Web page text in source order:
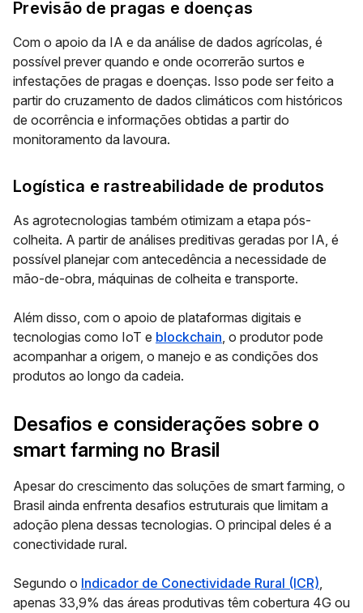
Previsão de pragas e doenças
Com o apoio da IA e da análise de dados agrícolas, é
possível prever quando e onde ocorrerão surtos e
infestações de pragas e doenças. Isso pode ser feito a
partir do cruzamento de dados climáticos com históricos
de ocorrência e informações obtidas a partir do
monitoramento da lavoura.
Logística e rastreabilidade de produtos
As agrotecnologias também otimizam a etapa pós-
colheita. A partir de análises preditivas geradas por IA, é
possível planejar com antecedência a necessidade de
mão-de-obra, máquinas de colheita e transporte.
Além disso, com o apoio de plataformas digitais e
tecnologias como IoT e blockchain, o produtor pode
acompanhar a origem, o manejo e as condições dos
produtos ao longo da cadeia.
Desafios e considerações sobre o
smart farming no Brasil
Apesar do crescimento das soluções de smart farming, o
Brasil ainda enfrenta desafios estruturais que limitam a
adoção plena dessas tecnologias. O principal deles é a
conectividade rural.
Segundo o Indicador de Conectividade Rural (ICR),
apenas 33,9% das áreas produtivas têm cobertura 4G ou